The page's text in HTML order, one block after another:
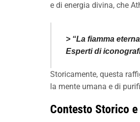
e di energia divina, che
> “La fiamma
Esperti di
Storicamente, questa
la mente umana e di
Contesto Storico